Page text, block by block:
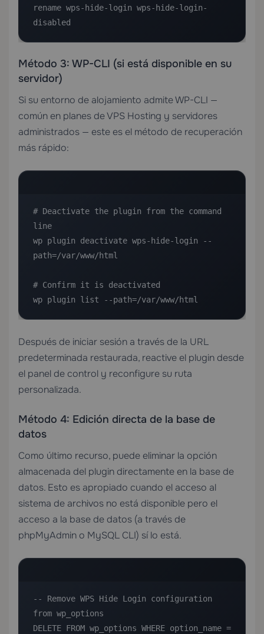
rename wps-hide-login wps-hide-login-
disabled
Método 3: WP-CLI (si está disponible en su
servidor)
Si su entorno de alojamiento admite WP-CLI —
común en planes deVPS Hosting y servidores
administrados — este es el método de recuperación
más rápido:
# Deactivate the plugin from the command
line
wp plugin deactivate wps-hide-login --
path=/var/www/html
# Confirm it is deactivated
wp plugin list --path=/var/www/html
Después de iniciar sesión a través de la URL
predeterminada restaurada, reactive el plugin desde
el panel de control y reconfigure su ruta
personalizada.
Método 4: Edición directa de la base de
datos
Como último recurso, puede eliminar la opción
almacenada del plugin directamente en la base de
datos. Esto es apropiado cuando el acceso al
sistema de archivos no está disponible pero el
acceso a la base de datos (a través de
phpMyAdmin o MySQL CLI) sí lo está.
-- Remove WPS Hide Login configuration
from wp_options
DELETE FROM wp_options WHERE option_name =